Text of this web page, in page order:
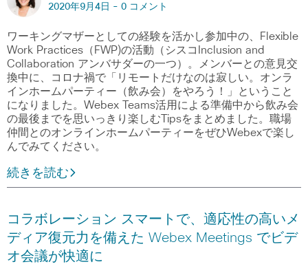
2020年9月4日 - 0 コメント
ワーキングマザーとしての経験を活かし参加中の、Flexible
Work Practices（FWP)の活動（シスコInclusion and
Collaboration アンバサダーの一つ）。メンバーとの意見交
換中に、コロナ禍で「リモートだけなのは寂しい。オンラ
インホームパーティー（飲み会）をやろう！」ということ
になりました。Webex Teams活用による準備中から飲み会
の最後までを思いっきり楽しむTipsをまとめました。職場
仲間とのオンラインホームパーティーをぜひWebexで楽し
んでみてください。
続きを読む
コラボレーション スマートで、適応性の高いメ
ディア復元力を備えた Webex Meetings でビデ
オ会議が快適に